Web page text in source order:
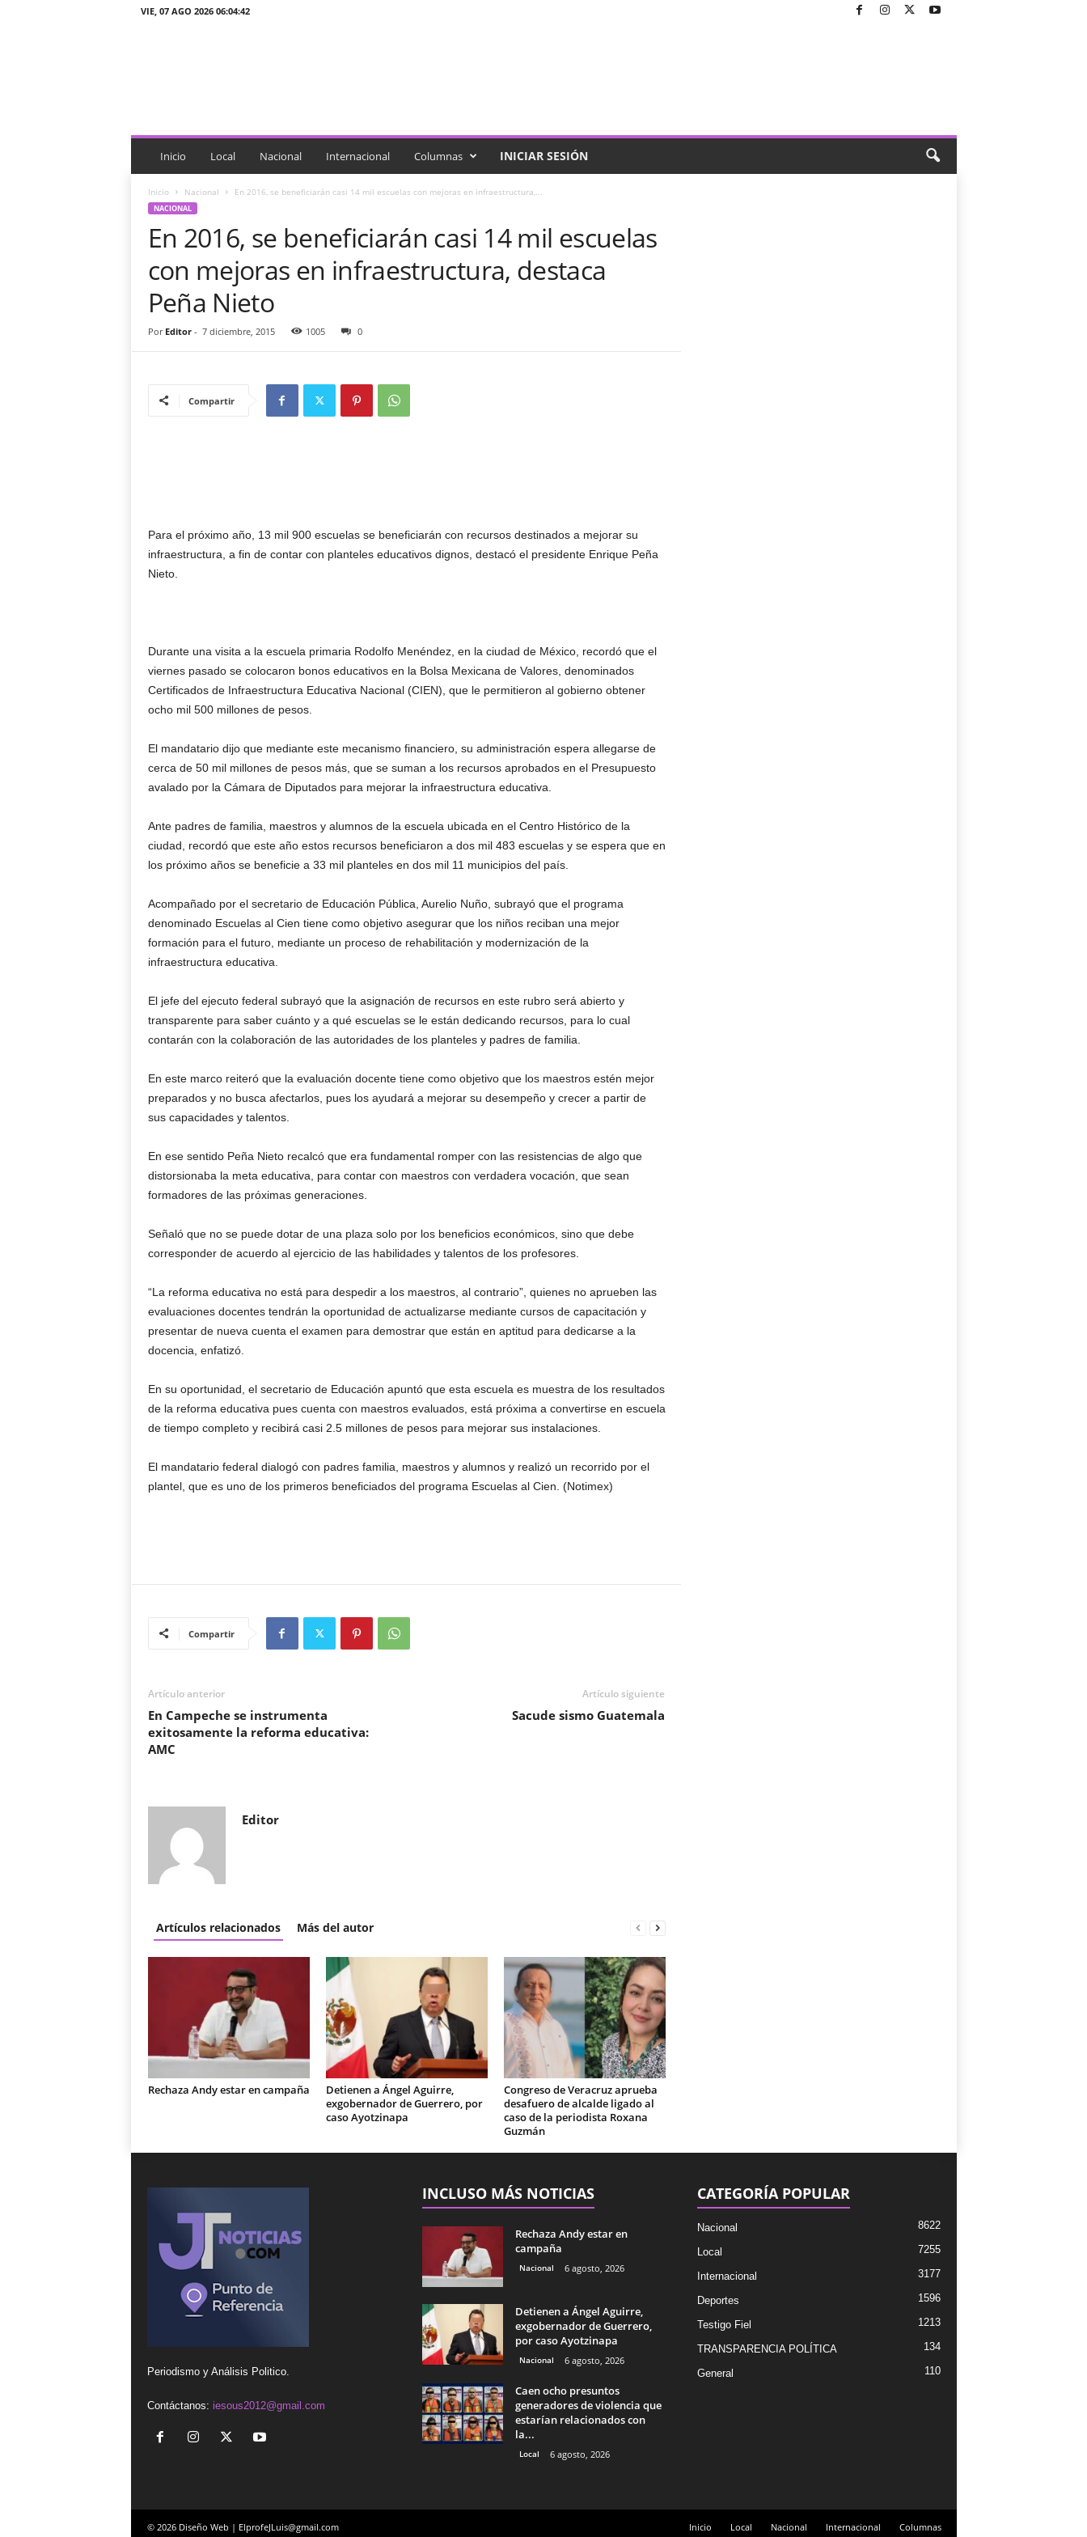
VIE, 07 AGO 2026 06:04:42
c
a
Inicio Local Nacional Internacional Columnas INICIAR SESIÓN
Inicio Nacional En 2016, se beneficiarán casi 14 mil escuelas con mejoras en infraestructura,...
NACIONAL
En 2016, se beneficiarán casi 14 mil escuelas
con mejoras en infraestructura, destaca
Peña Nieto
Por Editor- 7 diciembre, 2015 1005 0
Compartir
Para el próximo año, 13 mil 900 escuelas se beneficiarán con recursos destinados a mejorar su
infraestructura, a fin de contar con planteles educativos dignos, destacó el presidente Enrique Peña
Nieto.
Durante una visita a la escuela primaria Rodolfo Menéndez, en la ciudad de México, recordó que el
viernes pasado se colocaron bonos educativos en la Bolsa Mexicana de Valores, denominados
Certificados de Infraestructura Educativa Nacional (CIEN), que le permitieron al gobierno obtener
ocho mil 500 millones de pesos.
El mandatario dijo que mediante este mecanismo financiero, su administración espera allegarse de
cerca de 50 mil millones de pesos más, que se suman a los recursos aprobados en el Presupuesto
avalado por la Cámara de Diputados para mejorar la infraestructura educativa.
Ante padres de familia, maestros y alumnos de la escuela ubicada en el Centro Histórico de la
ciudad, recordó que este año estos recursos beneficiaron a dos mil 483 escuelas y se espera que en
los próximo años se beneficie a 33 mil planteles en dos mil 11 municipios del país.
Acompañado por el secretario de Educación Pública, Aurelio Nuño, subrayó que el programa
denominado Escuelas al Cien tiene como objetivo asegurar que los niños reciban una mejor
formación para el futuro, mediante un proceso de rehabilitación y modernización de la
infraestructura educativa.
El jefe del ejecuto federal subrayó que la asignación de recursos en este rubro será abierto y
transparente para saber cuánto y a qué escuelas se le están dedicando recursos, para lo cual
contarán con la colaboración de las autoridades de los planteles y padres de familia.
En este marco reiteró que la evaluación docente tiene como objetivo que los maestros estén mejor
preparados y no busca afectarlos, pues los ayudará a mejorar su desempeño y crecer a partir de
sus capacidades y talentos.
En ese sentido Peña Nieto recalcó que era fundamental romper con las resistencias de algo que
distorsionaba la meta educativa, para contar con maestros con verdadera vocación, que sean
formadores de las próximas generaciones.
Señaló que no se puede dotar de una plaza solo por los beneficios económicos, sino que debe
corresponder de acuerdo al ejercicio de las habilidades y talentos de los profesores.
“La reforma educativa no está para despedir a los maestros, al contrario”, quienes no aprueben las
evaluaciones docentes tendrán la oportunidad de actualizarse mediante cursos de capacitación y
presentar de nueva cuenta el examen para demostrar que están en aptitud para dedicarse a la
docencia, enfatizó.
En su oportunidad, el secretario de Educación apuntó que esta escuela es muestra de los resultados
de la reforma educativa pues cuenta con maestros evaluados, está próxima a convertirse en escuela
de tiempo completo y recibirá casi 2.5 millones de pesos para mejorar sus instalaciones.
El mandatario federal dialogó con padres familia, maestros y alumnos y realizó un recorrido por el
plantel, que es uno de los primeros beneficiados del programa Escuelas al Cien. (Notimex)
Compartir
Artículo anterior
En Campeche se instrumenta
exitosamente la reforma educativa:
AMC
Artículo siguiente
Sacude sismo Guatemala
Editor
Artículos relacionados Más del autor
Rechaza Andy estar en campaña
Detienen a Ángel Aguirre,
exgobernador de Guerrero, por
caso Ayotzinapa
Congreso de Veracruz aprueba
desafuero de alcalde ligado al
caso de la periodista Roxana
Guzmán
Periodismo y Análisis Politico.
Contáctanos: iesous2012@gmail.com
INCLUSO MÁS NOTICIAS
Rechaza Andy estar en
campaña
Nacional 6 agosto, 2026
Detienen a Ángel Aguirre,
exgobernador de Guerrero,
por caso Ayotzinapa
Nacional 6 agosto, 2026
Caen ocho presuntos
generadores de violencia que
estarían relacionados con
la...
Local 6 agosto, 2026
CATEGORÍA POPULAR
Nacional 8622
Local 7255
Internacional 3177
Deportes 1596
Testigo Fiel 1213
TRANSPARENCIA POLÍTICA 134
General 110
Inicio Local Nacional Internacional Columnas
© 2026 Diseño Web | ElprofeJLuis@gmail.com